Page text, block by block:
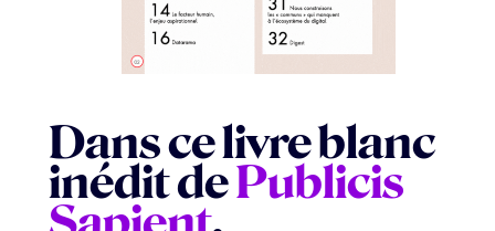
Dans ce livre blanc
inédit dePublicis